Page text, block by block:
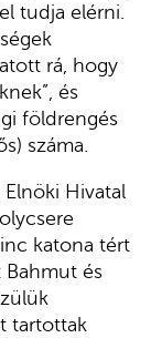
tudja elérni.
rá, hogy
és
földrengés
száma.
Hivatal
katona tért
Bahmut és
tartottak